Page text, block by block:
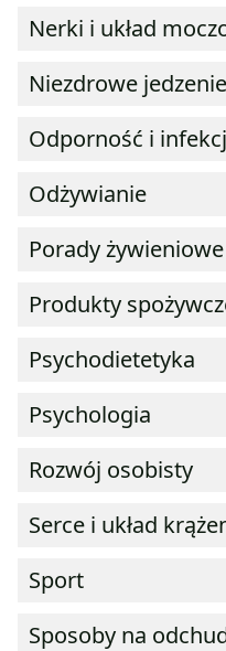
Nerki i układ
Niezdrowe jedzenie
Odporność i
Odżywianie
Porady żywieniowe
Produkty
Psychodietetyka
Psychologia
Rozwój osobisty
Serce i układ
Sport
Sposoby na